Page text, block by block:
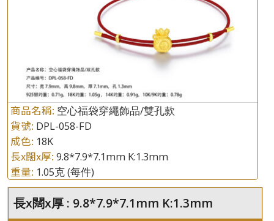
商品名稱: 空心福袋穿繩飾品/雙孔款
貨號: DPL-058-FD
成色: 18K
長x闊x厚: 9.8*7.9*7.1mm K:1.3mm
重量: 1.05克(每件)
長x闊x厚 : 9.8*7.9*7.1mm K:1.3mm